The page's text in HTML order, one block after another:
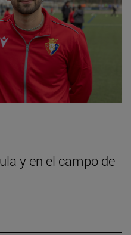
y en el campo de